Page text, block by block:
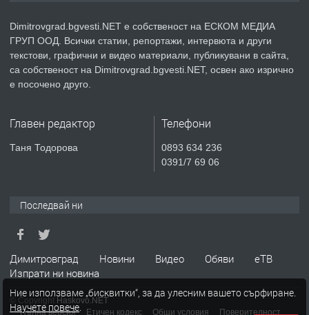
преди 2 месеца
ПРЕДЛАГА Къща в Странско
Професионални курсове
ПРЕДЛАГА
Ремонтирана къща в с. Ябълково,
община Димитровград, обл. Хасково
Dimitrovgrad.bgvesti.NET е собственост на ЕСКОМ МЕДИА
ГРУП ООД. Всички статии, репортажи, интервюта и други
текстови, графични и видео материали, публикувани в сайта,
са собственост на Dimitrovgrad.bgvesti.NET, освен ако изрично
е посочено друго.
Главен редактор
Таня Тодорова
Телефони
0893 634 236
0391/7 69 06
Последвай ни
Димитровград Новини Видео Обяви
еТВ
Изпрати ни новина
© Copyright Haskovo.NET
Пълна версия
Етичен кодекс Общи условия Поверителност
Ние използваме „бисквитки“, за да улесним вашето сърфиране.
Научете повече.